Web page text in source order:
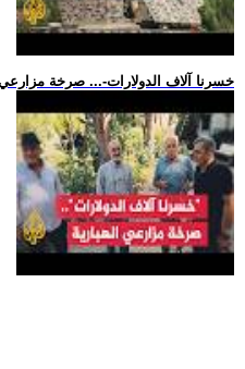
.. -خسرنا آلاف الدولارات-... صرخة مزارعي